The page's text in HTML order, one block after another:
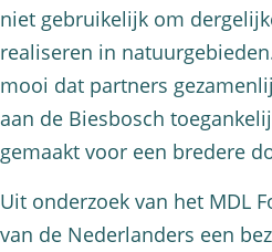
niet gebruikelijk om
realiseren in
mooi dat partners
aan de Biesbosch
gemaakt voor een bredere
Uit onderzoek van het MDL
van de Nederlanders een